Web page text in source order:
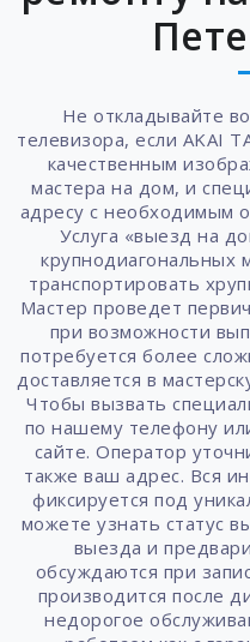
Не откладывайте
телевизора, если AKAI
качественным
мастера на дом, и
адресу с необходимым
Услуга «выезд на
крупнодиагональных
транспортировать
Мастер проведет
при возможности
потребуется более
доставляется в
Чтобы вызвать
по нашему телефону
сайте. Оператор
также ваш адрес. Вся
фиксируется под
можете узнать статус
выезда и
обсуждаются при
производится после
недорогое